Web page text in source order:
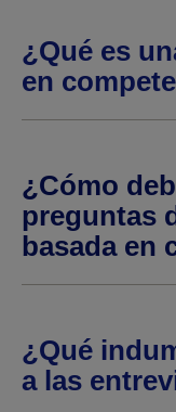
¿Qué es
en
¿Cómo
preguntas
basada en
¿Qué
a las